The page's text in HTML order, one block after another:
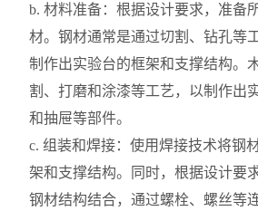
b. 材料准备：根据设计要求，准备
材。钢材通常是通过切割、钻孔等
制作出实验台的框架和支撑结构。
割、打磨和涂漆等工艺，以制作出
和抽屉等部件。
c. 组装和焊接：使用焊接技术将钢
架和支撑结构。同时，根据设计要
钢材结构结合，通过螺栓、螺丝等